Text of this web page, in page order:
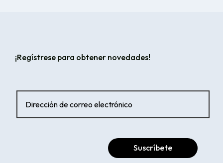
¡Regístrese para obtener novedades!
Suscríbete